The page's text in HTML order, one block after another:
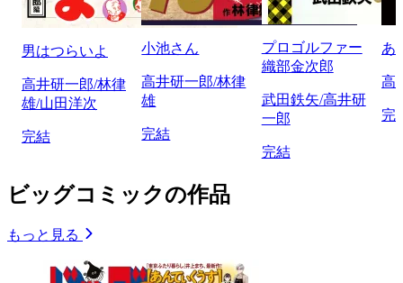
男はつらいよ
高井研一郎/林律
雄/山田洋次
完結
小池さん
高井研一郎/林律
雄
完結
プロゴルファー
織部金次郎
武田鉄矢/高井研
一郎
完結
あ
高
完
ビッグコミックの作品
もっと見る